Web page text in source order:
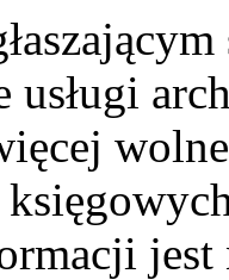
usługi
jest